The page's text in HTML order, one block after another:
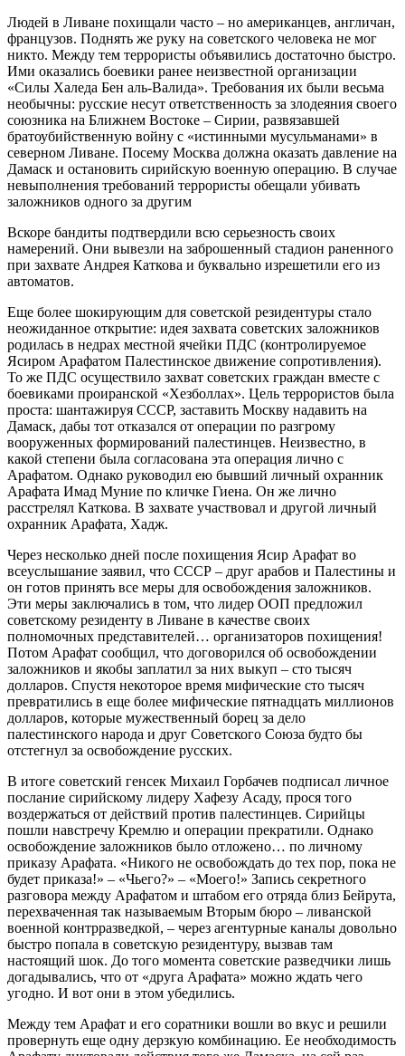
Людей в Ливане похищали часто – но американцев, англичан,
французов. Поднять же руку на советского человека не мог
никто. Между тем террористы объявились достаточно быстро.
Ими оказались боевики ранее неизвестной организации
«Силы Халеда Бен аль-Валида». Требования их были весьма
необычны: русские несут ответственность за злодеяния своего
союзника на Ближнем Востоке – Сирии, развязавшей
братоубийственную войну с «истинными мусульманами» в
северном Ливане. Посему Москва должна оказать давление на
Дамаск и остановить сирийскую военную операцию. В случае
невыполнения требований террористы обещали убивать
заложников одного за другим
Вскоре бандиты подтвердили всю серьезность своих
намерений. Они вывезли на заброшенный стадион раненного
при захвате Андрея Каткова и буквально изрешетили его из
автоматов.
Еще более шокирующим для советской резидентуры стало
неожиданное открытие: идея захвата советских заложников
родилась в недрах местной ячейки ПДС (контролируемое
Ясиром Арафатом Палестинское движение сопротивления).
То же ПДС осуществило захват советских граждан вместе с
боевиками проиранской «Хезболлах». Цель террористов была
проста: шантажируя СССР, заставить Москву надавить на
Дамаск, дабы тот отказался от операции по разгрому
вооруженных формирований палестинцев. Неизвестно, в
какой степени была согласована эта операция лично с
Арафатом. Однако руководил ею бывший личный охранник
Арафата Имад Муние по кличке Гиена. Он же лично
расстрелял Каткова. В захвате участвовал и другой личный
охранник Арафата, Хадж.
Через несколько дней после похищения Ясир Арафат во
всеуслышание заявил, что СССР – друг арабов и Палестины и
он готов принять все меры для освобождения заложников.
Эти меры заключались в том, что лидер ООП предложил
советскому резиденту в Ливане в качестве своих
полномочных представителей… организаторов похищения!
Потом Арафат сообщил, что договорился об освобождении
заложников и якобы заплатил за них выкуп – сто тысяч
долларов. Спустя некоторое время мифические сто тысяч
превратились в еще более мифические пятнадцать миллионов
долларов, которые мужественный борец за дело
палестинского народа и друг Советского Союза будто бы
отстегнул за освобождение русских.
В итоге советский генсек Михаил Горбачев подписал личное
послание сирийскому лидеру Хафезу Асаду, прося того
воздержаться от действий против палестинцев. Сирийцы
пошли навстречу Кремлю и операции прекратили. Однако
освобождение заложников было отложено… по личному
приказу Арафата. «Никого не освобождать до тех пор, пока не
будет приказа!» – «Чьего?» – «Моего!» Запись секретного
разговора между Арафатом и штабом его отряда близ Бейрута,
перехваченная так называемым Вторым бюро – ливанской
военной контрразведкой, – через агентурные каналы довольно
быстро попала в советскую резидентуру, вызвав там
настоящий шок. До того момента советские разведчики лишь
догадывались, что от «друга Арафата» можно ждать чего
угодно. И вот они в этом убедились.
Между тем Арафат и его соратники вошли во вкус и решили
провернуть еще одну дерзкую комбинацию. Ее необходимость